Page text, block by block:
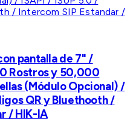
pantalla de 7" /
Rostros y 50,000
(Módulo Opcional) /
QR y Bluethooth /
/ HIK-IA